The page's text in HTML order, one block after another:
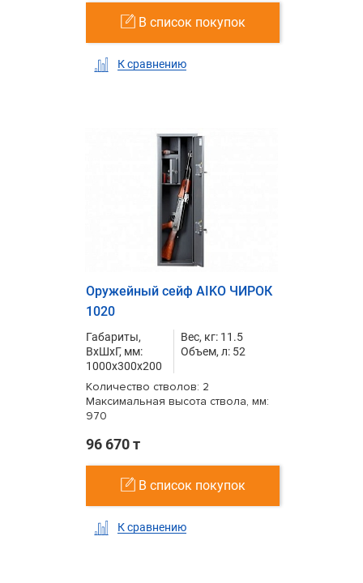
В список покупок
К сравнению
Оружейный сейф AIKO ЧИРОК
1020
Габариты,
ВxШxГ, мм:
1000x300x200
Вес, кг: 11.5
Объем, л: 52
Количество стволов: 2
Максимальная высота ствола, мм:
970
96 670 т
В список покупок
К сравнению